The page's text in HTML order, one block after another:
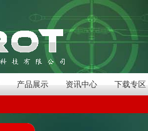
产品展示 资讯中心 下载专区